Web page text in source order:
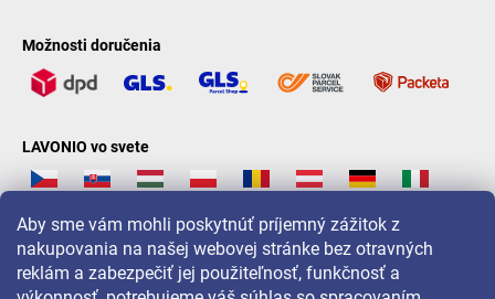
Aby sme vám mohli poskytnúť príjemný zážitok z
nakupovania na našej webovej stránke bez otravných
reklám a zabezpečiť jej použiteľnosť, funkčnosť a
Možnosti doručenia
LAVONIO vo svete
Pre akcie, súťaže a zľavy nás sledujte na: